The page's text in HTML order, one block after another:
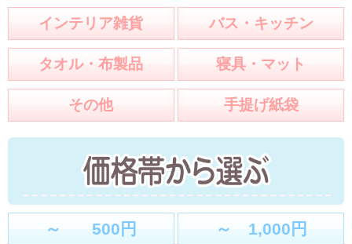
インテリア雑貨 バス・キッチン
タオル・布製品 寝具・マット
その他 手提げ紙袋
～ 500円 ～ 1,000円